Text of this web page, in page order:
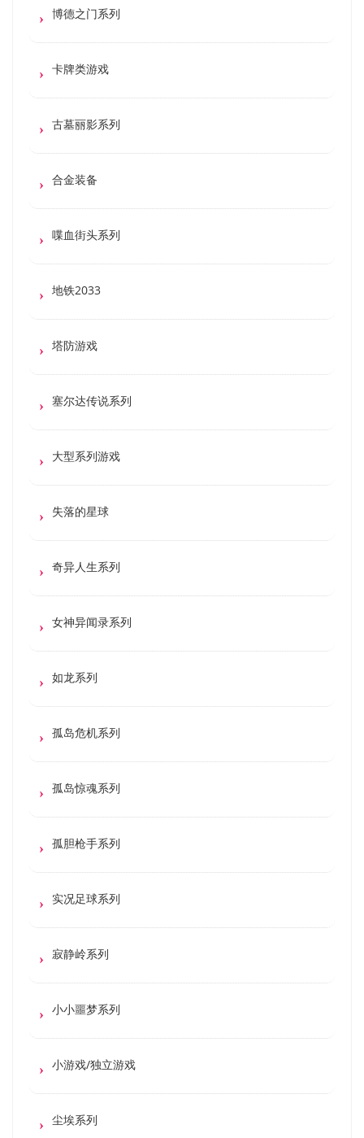
博德之门系列
卡牌类游戏
古墓丽影系列
合金装备
喋血街头系列
地铁2033
塔防游戏
塞尔达传说系列
大型系列游戏
失落的星球
奇异人生系列
女神异闻录系列
如龙系列
孤岛危机系列
孤岛惊魂系列
孤胆枪手系列
实况足球系列
寂静岭系列
小小噩梦系列
小游戏/独立游戏
尘埃系列